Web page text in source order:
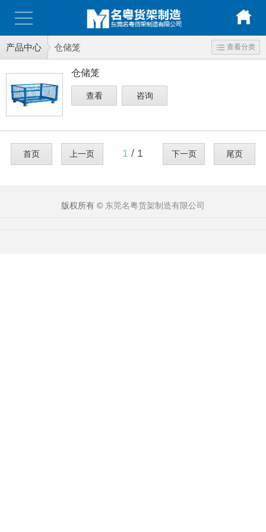
产品中心 仓储笼 查看分类
仓储笼
查看 咨询
首页 上一页 1 / 1 下一页 尾页
版权所有 © 东莞名粤货架制造有限公司